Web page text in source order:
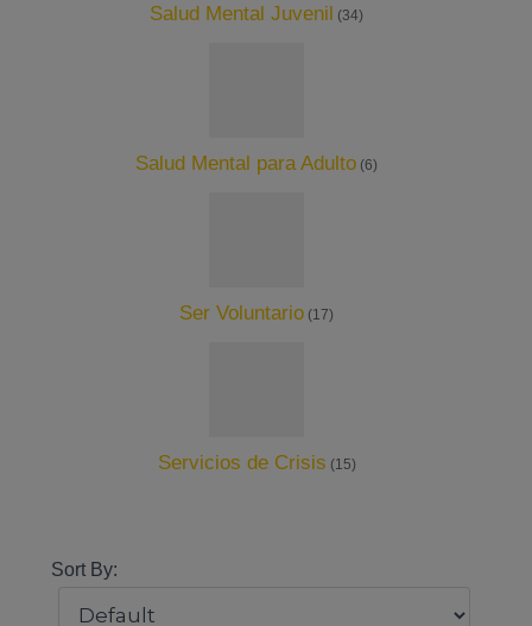
Salud Mental Juvenil (34)
Salud Mental para Adulto (6)
Ser Voluntario (17)
Servicios de Crisis (15)
Sort By: